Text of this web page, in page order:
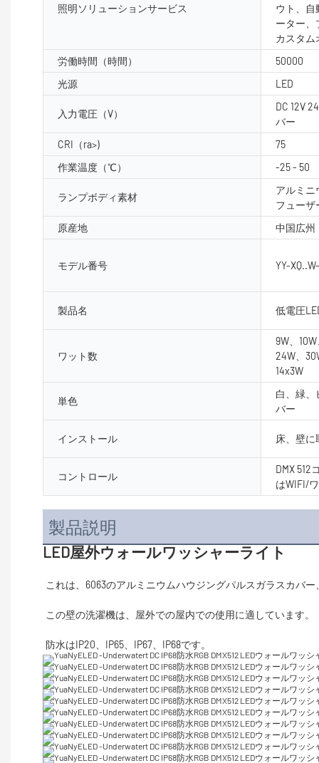
照明ソリューションサービス
ウト、自
ーター、
カスタム
労働時間（時間）
50000
光源
LED
入力電圧（V）
DC 12V
バー
CRI（ra>)
75
作業温度（℃）
-25 - 50
ランプボディ素材
アルミニ
フューザ
原産地
中国広州
モデル番号 YY-
製品名 低電圧
ワット数
9W、
24W、
14x3W
単色
白、緑、
バー
インストール 床、壁
コントロール
DMX
はWIFI/
製品説明
LED屋外ウォールワッシャーライト